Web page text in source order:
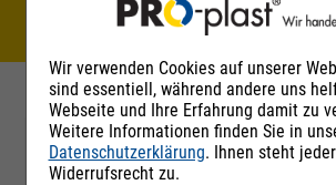
Zu den Rohstoffgruppen
Filter
Wir verwenden Cookies auf unserer
sind essentiell, während andere uns
Webseite und Ihre Erfahrung damit zu
Weitere Informationen finden Sie in
Datenschutzerklärung. Ihnen steht
Widerrufsrecht zu.